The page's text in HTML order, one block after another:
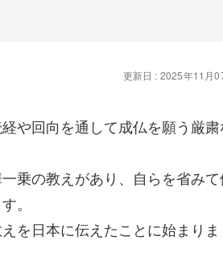
更新日 : 2025年11月
や回向を通して成仏を願う厳粛
乗の教えがあり、自らを省み
。
を日本に伝えたことに始まりま